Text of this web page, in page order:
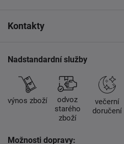
Kontakty
Nadstandardní služby
výnos zboží
odvoz
starého
zboží
večerní
doručení
Možnosti dopravy: